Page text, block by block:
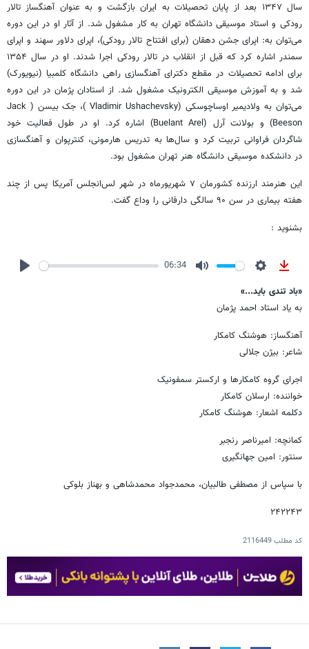
سال ۱۳۴۷ بعد از پایان تحصیلات به ایران بازگشت و به عنوان آهنگساز تالار
رودکی و استاد موسیقی دانشگاه تهران به کار مشغول شد. از آثار او در این دوره
می‌توان به: اپرای جشن دهقان (برای افتتاح تالار رودکی)، اپرای دلاور سهند و اپرای
سمندر اشاره کرد که قبل از انقلاب در تالار رودکی اجرا شدند. او در سال ۱۳۵۴
برای ادامه تحصیلات در مقطع دکترای آهنگسازی راهی دانشگاه کلمبیا (نیویورک)
شد و به آموزش موسیقی الکترونیک مشغول شد. از استادان پژمان در این دوره
می‌توان به ولادیمیر اوساچوسکی (Vladimir Ushachevsky )، جک بیسن ( Jack
Beeson) و بولانت آرل (Buelant Arel) اشاره کرد. او در طول فعالیت خود
شاگردان فراوانی تربیت کرد و سال‌ها به تدریس هارمونی، کنترپوان و آهنگسازی
در دانشکده موسیقی دانشگاه هنر تهران مشغول بود.
این هنرمند ارزنده کشورمان ۷ شهریورماه در شهر لس‌انجلس آمریکا پس از چند
هفته بیماری در سن ۹۰ سالگی دارفانی را وداع گفت.
بشنوید :
06:34
«باد تندی باید...»
به یاد استاد احمد پژمان
آهنگساز: هوشنگ کامکار
شاعر: بیژن جلالی
اجرای گروه کامکارها و ارکستر سمفونیک
خواننده: ارسلان کامکار
دکلمه اشعار: هوشنگ کامکار
کمانچه: امیرناصر رنجبر
سنتور: امین جهانگیری
با سپاس از مصطفی طالبیان، محمدجواد محمدشاهی و بهناز بلوکی
۲۴۲۲۴۳
کد مطلب2116449